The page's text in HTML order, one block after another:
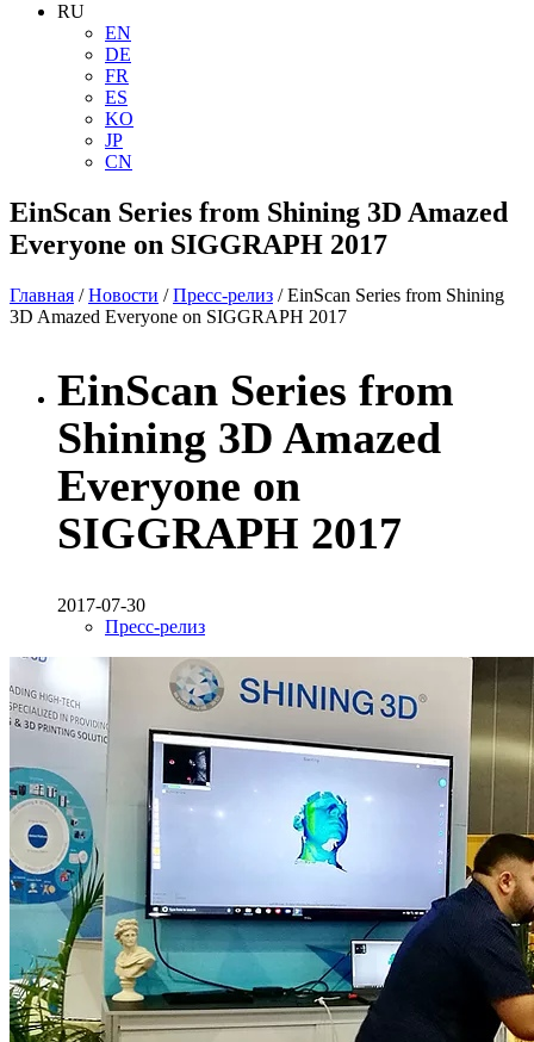
RU
EN
DE
FR
ES
KO
JP
CN
EinScan Series from Shining 3D Amazed
Everyone on SIGGRAPH 2017
Главная /Новости /Пресс-релиз / EinScan Series from Shining
3D Amazed Everyone on SIGGRAPH 2017
EinScan Series from
Shining 3D Amazed
Everyone on
SIGGRAPH 2017
2017-07-30
Пресс-релиз